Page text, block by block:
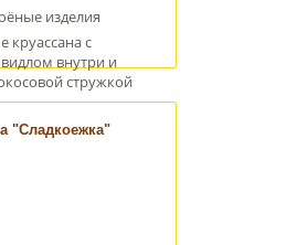
изделия
круассана с
внутри и
стружкой
"Сладкоежка"